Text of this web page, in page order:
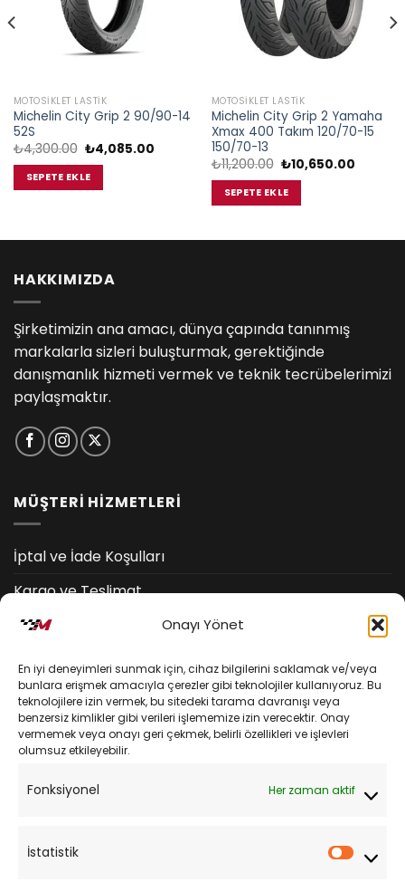
Onayı Yönet
En iyi deneyimleri sunmak için, cihaz bilgilerini saklamak ve/veya
bunlara erişmek amacıyla çerezler gibi teknolojiler kullanıyoruz. Bu
teknolojilere izin vermek, bu sitedeki tarama davranışı veya
benzersiz kimlikler gibi verileri işlememize izin verecektir. Onay
vermemek veya onayı geri çekmek, belirli özellikleri ve işlevleri
olumsuz etkileyebilir.
Fonksiyonel Her zaman aktif
İstatistik
MOTOSIKLET LASTIK
Michelin City Grip 2 90/90-14
52S
₺4,300.00 Orijinal
fiyat:
₺4,300.00.
₺4,085.00Şu
₺4,085.00.
SEPETE EKLE
MOTOSIKLET LASTIK
Michelin City Grip 2 Yamaha
Xmax 400 Takım 120/70-15
150/70-13
₺11,200.00 Orijinal
fiyat:
₺11,200.00.
₺10,650.00Şu
SEPETE EKLE
HAKKIMIZDA
Şirketimizin ana amacı, dünya çapında tanınmış
markalarla sizleri buluşturmak, gerektiğinde
danışmanlık hizmeti vermek ve teknik tecrübelerimizi
paylaşmaktır.
MÜŞTERİ HİZMETLERİ
İptal ve İade Koşulları
Kargo ve Teslimat
Kişisel Verilerin Korunması
Mesafeli Satış Sözleşmesi
YARDIM
Sipariş Takibi